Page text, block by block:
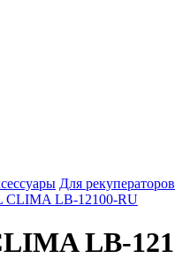
Для
CLIMA LB-12100-RU
LB-